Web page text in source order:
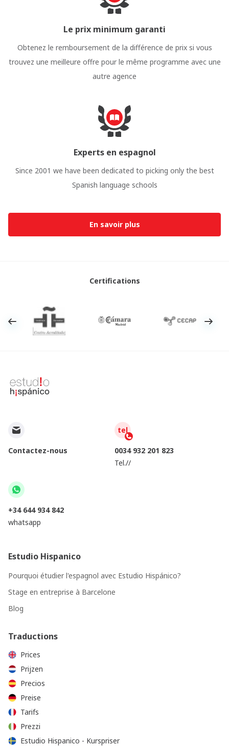
Le prix minimum garanti
Obtenez le remboursement de la différence de prix si vous
trouvez une meilleure offre pour le même programme avec une
autre agence
Experts en espagnol
Since 2001 we have been dedicated to picking only the best
Spanish language schools
En savoir plus
Certifications
Contactez-nous
tel
0034 932 201 823
Tel.//
+34 644 934 842
whatsapp
Estudio Hispanico
Pourquoi étudier l'espagnol avec Estudio Hispánico?
Stage en entreprise à Barcelone
Blog
Traductions
Prices
Prijzen
Precios
Preise
Tarifs
Prezzi
Estudio Hispanico - Kurspriser